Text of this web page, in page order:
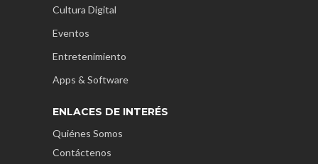
Cultura Digital
Eventos
Entretenimiento
Apps & Software
ENLACES DE INTERÉS
Quiénes Somos
Contáctenos